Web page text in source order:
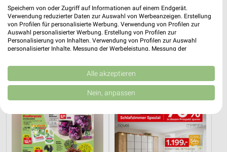
20,6 km
Gültig bis Mi. 30.09.
19,6 km
Gültig bis Fr. 14.08.
Thomas Philipps XXXLutz
Speichern von oder Zugriff auf Informationen auf einem Endgerät.
Verwendung reduzierter Daten zur Auswahl von Werbeanzeigen. Erstellung
von Profilen für personalisierte Werbung. Verwendung von Profilen zur
Auswahl personalisierter Werbung. Erstellung von Profilen zur
Personalisierung von Inhalten. Verwendung von Profilen zur Auswahl
personalisierter Inhalte. Messung der Werbeleistung. Messung der
Kombinationen von Daten aus verschiedenen Quellen. Entwicklung und
Verbesserung der Angebote. Verwendung reduzierter Daten zur Auswahl
von Inhalten.
Daten können außerhalb der Europäischen Union weitergegeben und in die
Website/App.
Partnerliste anzeigen (1 IAB-Anbieter)
Wir nutzen Ihre Daten für folgende Zwecke:
Alle akzeptieren
Nein, anpassen